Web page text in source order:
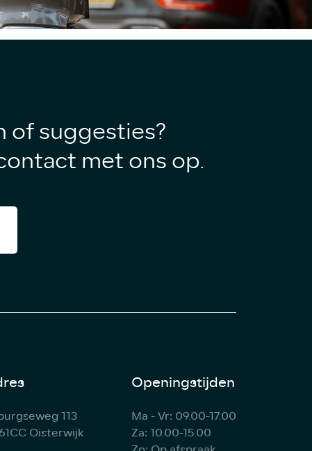
of suggesties?
met ons op.
113
Oisterwijk
Openingstijden
Ma - Vr: 09.00-17.00
Za: 10.00-15.00